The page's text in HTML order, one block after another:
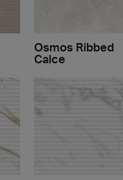
Osmos Ribbed
Calce